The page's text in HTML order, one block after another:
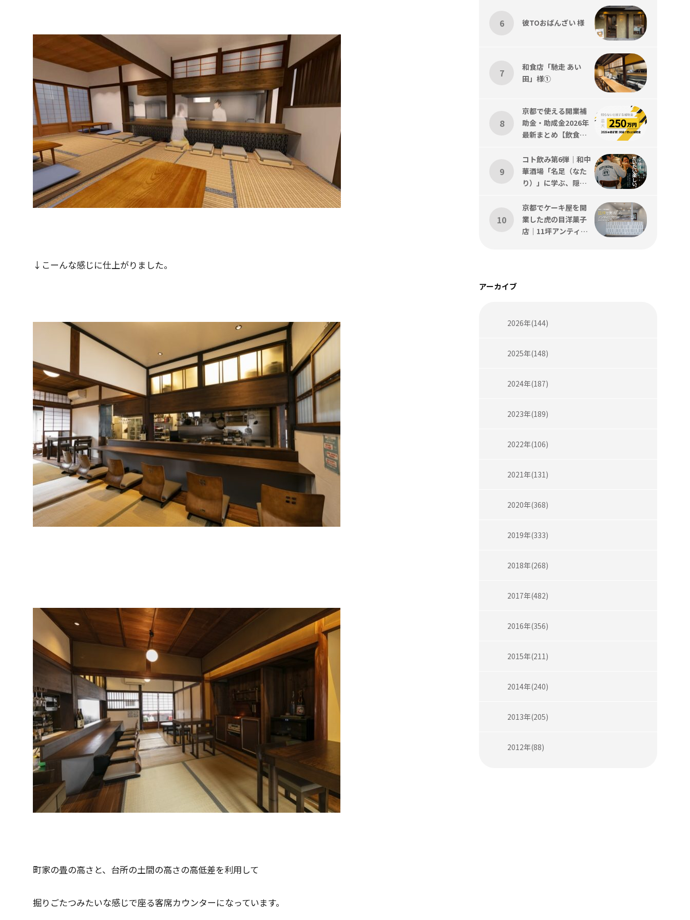
↓こーんな感じに仕上がりました。
町家の畳の高さと、台所の土間の高さの高低差を利用して
掘りごたつみたいな感じで座る客席カウンターになっています。
彼TOおばんざい 様
和食店「馳走 あい
田」様①
京都で使える開業補
助金・助成金2026年
最新まとめ【飲食
コト飲み第6弾｜和中
華酒場「名足（なた
り）」に学ぶ、隠れ
づくり
京都でケーキ屋を開
業した虎の目洋菓子
店｜11坪アンティー
アーカイブ
2026年(144)
2025年(148)
2024年(187)
2023年(189)
2022年(106)
2021年(131)
2020年(368)
2019年(333)
2018年(268)
2017年(482)
2016年(356)
2015年(211)
2014年(240)
2013年(205)
2012年(88)